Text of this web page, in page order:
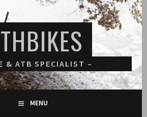
& ATB SPECIALIST –
MENU